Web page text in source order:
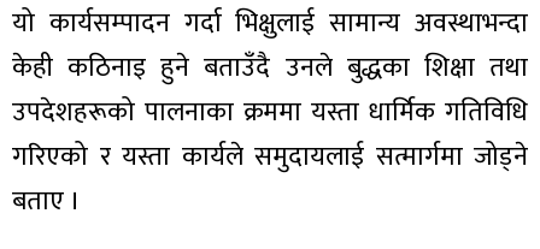
यो कार्यसम्पादन गर्दा भिक्षुलाई सामान्य अवस्थाभन्दा
केही कठिनाइ हुने बताउँदै उनले बुद्धका शिक्षा तथा
उपदेशहरूको पालनाका क्रममा यस्ता धार्मिक गतिविधि
गरिएको र यस्ता कार्यले समुदायलाई सत्मार्गमा जोड्ने
बताए ।